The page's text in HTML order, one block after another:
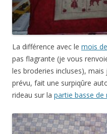
La différence avec le mois
pas flagrante (je vous
les broderies incluses), mais
prévu, fait une surpiqûre
rideau sur la partie basse de